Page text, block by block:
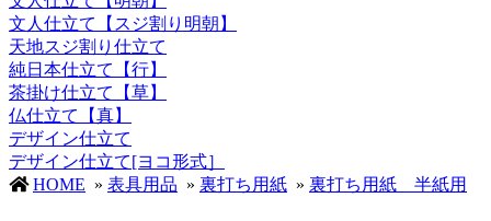
文人仕立て【スジ割り明朝】
天地スジ割り仕立て
純日本仕立て【行】
茶掛け仕立て【草】
仏仕立て【真】
デザイン仕立て
デザイン仕立て[ヨコ形式］
HOME » 表具用品 » 裏打ち用紙 » 裏打ち用紙 半紙用